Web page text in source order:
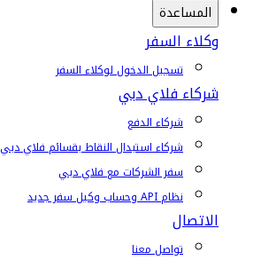
المساعدة
وكلاء السفر
تسجيل الدخول لوكلاء السفر
شركاء فلاي دبي
شركاء الدفع
شركاء استبدال النقاط بقسائم فلاي دبي
سفر الشركات مع فلاي دبي
نظام API وحساب وكيل سفر جديد
الاتصال
تواصل معنا